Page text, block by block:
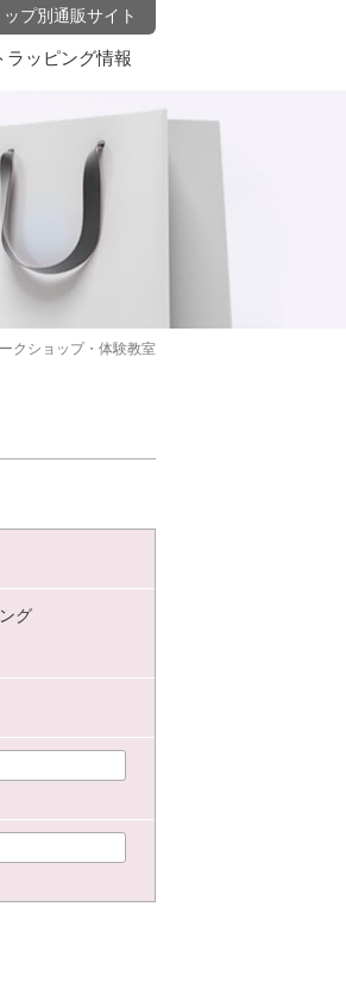
ップ別通販サイト
ラッピング情報
クショップ・体験教室
グ